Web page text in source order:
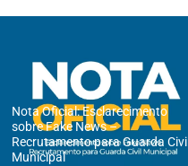
Nota Oficial: Esclarecimento
sobre Fake News –
Recrutamento para Guarda Civil
Municipal